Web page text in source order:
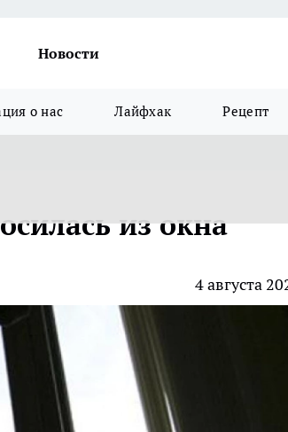
Новости
о нас Лайфхак Рецепт
из окна
4 августа